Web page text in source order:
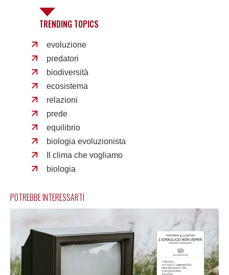
TRENDING TOPICS
evoluzione
predatori
biodiversità
ecosistema
relazioni
prede
equilibrio
biologia evoluzionista
Il clima che vogliamo
biologia
POTREBBE INTERESSARTI